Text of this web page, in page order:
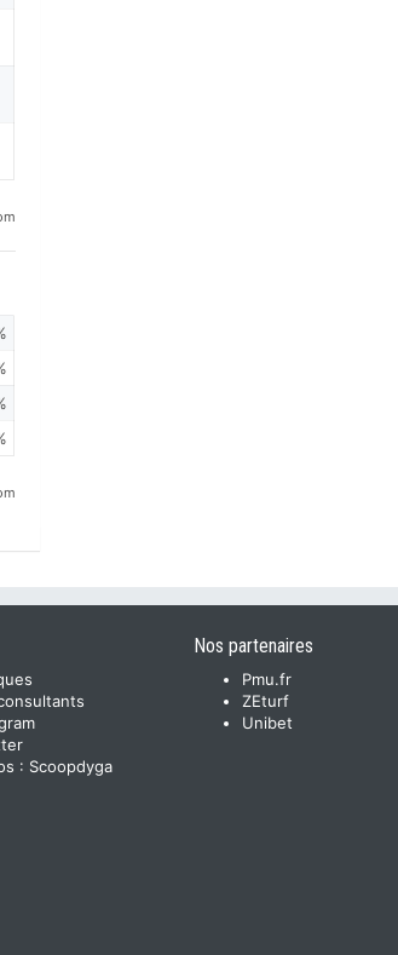
: Scoopdyga
Nos partenaires
Pmu.fr
ZEturf
Unibet